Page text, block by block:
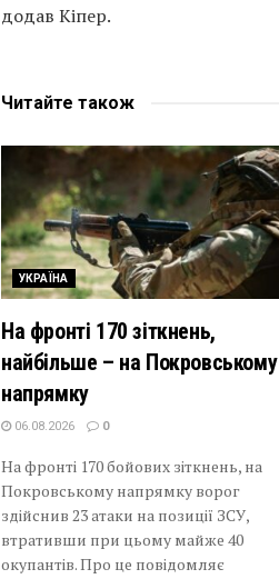
додав Кіпер.
Читайте також
УКРАЇНА
На фронті 170 зіткнень,
найбільше – на Покровському
напрямку
06.08.2026 0
На фронті 170 бойових зіткнень, на
Покровському напрямку ворог
здійснив 23 атаки на позиції ЗСУ,
втративши при цьому майже 40
окупантів. Про це повідомляє